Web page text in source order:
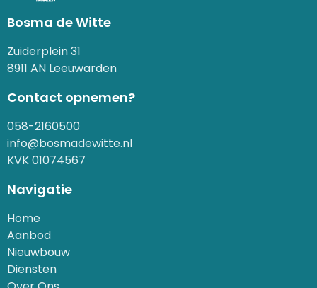
Bosma de Witte
Zuiderplein 31
8911 AN Leeuwarden
Contact opnemen?
058-2160500
info@bosmadewitte.nl
KVK 01074567
Navigatie
Home
Aanbod
Nieuwbouw
Diensten